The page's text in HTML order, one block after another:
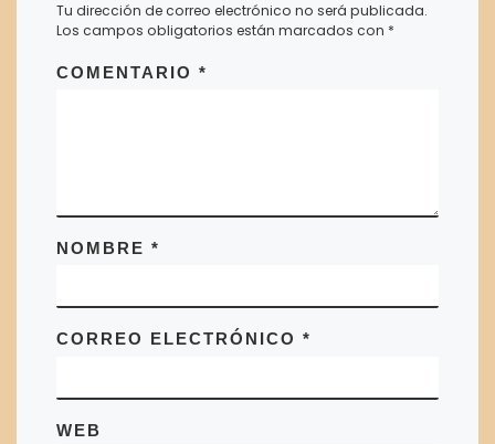
Tu dirección de correo electrónico no será publicada.
Los campos obligatorios están marcados con *
COMENTARIO*
NOMBRE*
CORREO ELECTRÓNICO*
WEB